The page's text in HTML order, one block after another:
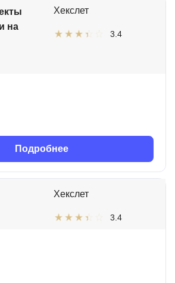
на
Хекслет
3.4
Подробнее
Хекслет
3.4